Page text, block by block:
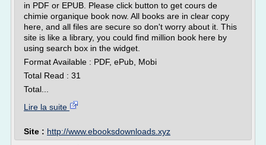
in PDF or EPUB. Please click button to get cours de
chimie organique book now. All books are in clear copy
here, and all files are secure so don't worry about it. This
site is like a library, you could find million book here by
using search box in the widget.
Format Available : PDF, ePub, Mobi
Total Read : 31
Total...
Lire la suite
Site : http://www.ebooksdownloads.xyz